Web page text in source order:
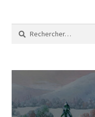
Rechercher :